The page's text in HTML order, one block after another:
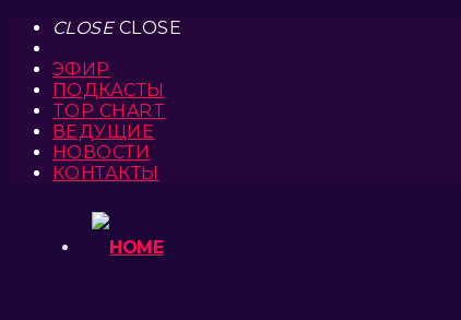
CLOSECLOSE
ЭФИР
ПОДКАСТЫ
TOP CHART
ВЕДУЩИЕ
НОВОСТИ
КОНТАКТЫ